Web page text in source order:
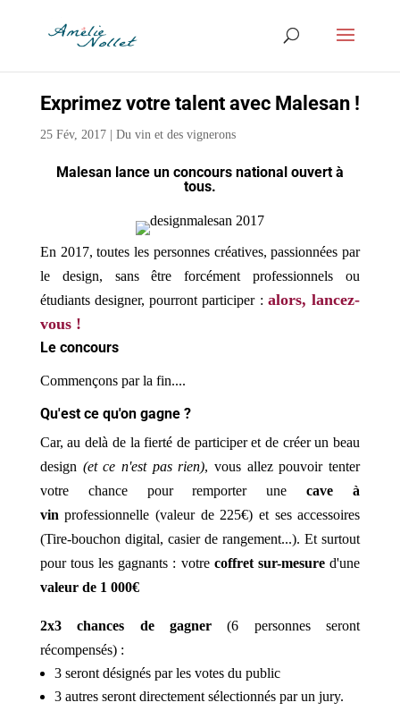
Exprimez votre talent avec Malesan !
25 Fév, 2017| Du vin et des vignerons
Malesanlance un concours national ouvert à
tous.
En 2017, toutes les personnes créatives, passionnées par
le design, sans être forcément professionnels ou
étudiants designer, pourront participer : alors, lancez-
vous !
Le concours
Commençons par la fin....
Qu'est ce qu'on gagne ?
Car, au delà de la fierté de participer et de créer un beau
design (et ce n'est pas rien), vous allez pouvoir tenter
votre chance pour remporter unecave à
vin professionnelle (valeur de 225€) et ses accessoires
(Tire-bouchon digital, casier de rangement...). Et surtout
pour tous les gagnants : votre coffret sur-mesured'une
valeur de 1 000€
2x3 chances de gagner (6 personnes seront
récompensés) :
3 seront désignés par les votes du public
3 autres seront directement sélectionnés par un jury.